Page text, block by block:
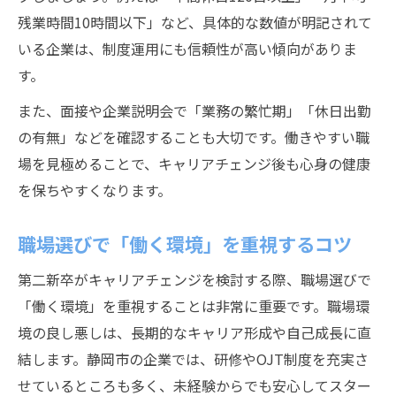
残業時間10時間以下」など、具体的な数値が明記されて
いる企業は、制度運用にも信頼性が高い傾向がありま
す。
また、面接や企業説明会で「業務の繁忙期」「休日出勤
の有無」などを確認することも大切です。働きやすい職
場を見極めることで、キャリアチェンジ後も心身の健康
を保ちやすくなります。
職場選びで「働く環境」を重視するコツ
第二新卒がキャリアチェンジを検討する際、職場選びで
「働く環境」を重視することは非常に重要です。職場環
境の良し悪しは、長期的なキャリア形成や自己成長に直
結します。静岡市の企業では、研修やOJT制度を充実さ
せているところも多く、未経験からでも安心してスター